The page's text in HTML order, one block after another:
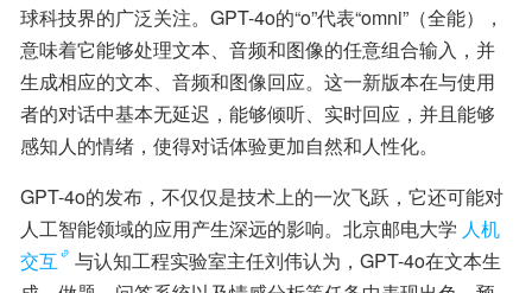
球科技界的广泛关注。GPT-4o的“o”代表“omni”（全能），
意味着它能够处理文本、音频和图像的任意组合输入，并
生成相应的文本、音频和图像回应。这一新版本在与使用
者的对话中基本无延迟，能够倾听、实时回应，并且能够
感知人的情绪，使得对话体验更加自然和人性化。
GPT-4o的发布，不仅仅是技术上的一次飞跃，它还可能对
人工智能领域的应用产生深远的影响。北京邮电大学 人机
交互
与认知工程实验室主任刘伟认为，GPT-4o在文本生